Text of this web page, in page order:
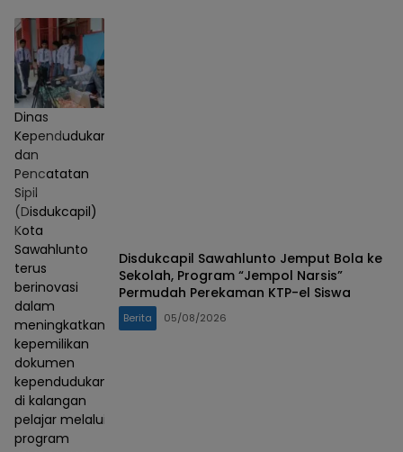
Dinas
Kependudukan
dan
Pencatatan
Sipil
(Disdukcapil)
Kota
Sawahlunto
terus
berinovasi
dalam
meningkatkan
kepemilikan
dokumen
kependudukan
di kalangan
pelajar melalui
program
Disdukcapil Sawahlunto Jemput Bola ke
Sekolah, Program “Jempol Narsis”
Permudah Perekaman KTP-el Siswa
Berita 05/08/2026